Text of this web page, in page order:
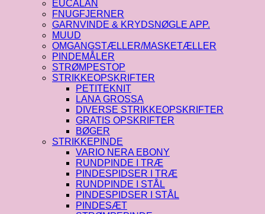
EUCALAN
FNUGFJERNER
GARNVINDE & KRYDSNØGLE APP.
MUUD
OMGANGSTÆLLER/MASKETÆLLER
PINDEMÅLER
STRØMPESTOP
STRIKKEOPSKRIFTER
PETITEKNIT
LANA GROSSA
DIVERSE STRIKKEOPSKRIFTER
GRATIS OPSKRIFTER
BØGER
STRIKKEPINDE
VARIO NERA EBONY
RUNDPINDE I TRÆ
PINDESPIDSER I TRÆ
RUNDPINDE I STÅL
PINDESPIDSER I STÅL
PINDESÆT